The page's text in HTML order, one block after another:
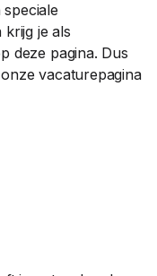
je als
deze pagina. Dus
vacaturepagina